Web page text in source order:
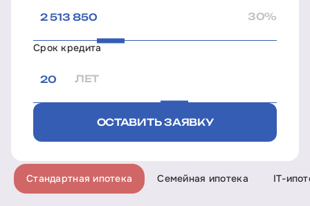
30%
Срок кредита
ЛЕТ
ОСТАВИТЬ ЗАЯВКУ
Стандартная ипотека Семейная ипотека IT-